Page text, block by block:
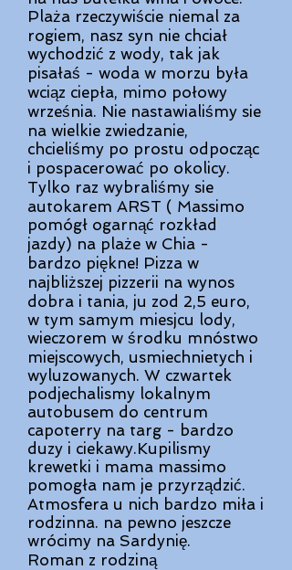
Plaża rzeczywiście niemal za
rogiem, nasz syn nie chciał
wychodzić z wody, tak jak
pisałaś - woda w morzu była
wciąz ciepła, mimo połowy
września. Nie nastawialiśmy sie
na wielkie zwiedzanie,
chcieliśmy po prostu odpocząc
i pospacerować po okolicy.
Tylko raz wybraliśmy sie
autokarem ARST ( Massimo
pomógł ogarnąć rozkład
jazdy) na plaże w Chia -
bardzo piękne! Pizza w
najbliższej pizzerii na wynos
dobra i tania, ju zod 2,5 euro,
w tym samym miesjcu lody,
wieczorem w środku mnóstwo
miejscowych, usmiechnietych i
wyluzowanych. W czwartek
podjechalismy lokalnym
autobusem do centrum
capoterry na targ - bardzo
duzy i ciekawy.Kupilismy
krewetki i mama massimo
pomogła nam je przyrządzić.
Atmosfera u nich bardzo miła i
rodzinna. na pewno jeszcze
wrócimy na Sardynię.
Roman z rodziną